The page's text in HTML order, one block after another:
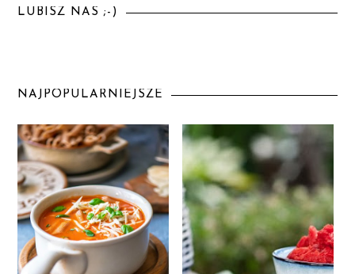
LUBISZ NAS ;-)
NAJPOPULARNIEJSZE